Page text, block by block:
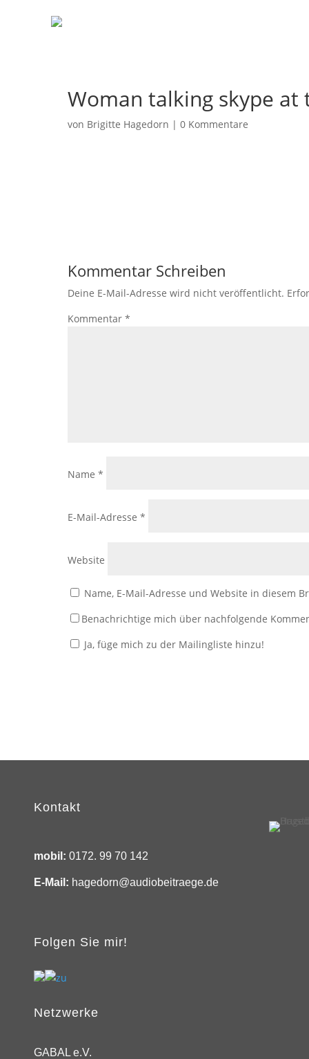
Woman talking skype at
von Brigitte Hagedorn | 0 Kommentare
Kommentar Schreiben
Deine E-Mail-Adresse wird nicht veröffentlicht.
Kommentar *
Name *
E-Mail-Adresse *
Website
Name, E-Mail-Adresse und Website in diesem
Benachrichtige mich über nachfolgende
Ja, füge mich zu der Mailingliste hinzu!
Kontakt
mobil: 0172. 99 70 142
E-Mail: hagedorn@audiobeitraege.de
Folgen Sie mir!
Netzwerke
GABAL e.V.